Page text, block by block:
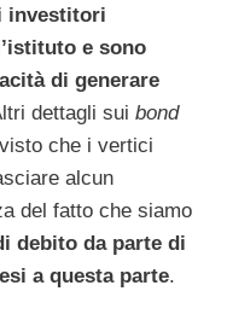
investitori
e sono
di generare
dettagli sui bond
che i vertici
alcun
del fatto che siamo
debito da parte di
a questa parte.